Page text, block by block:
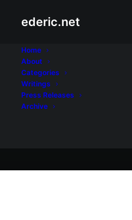
ederic.net
Home
About
Categories
Writings
Press Releases
Archive
Aliwan at Libangan
Marky